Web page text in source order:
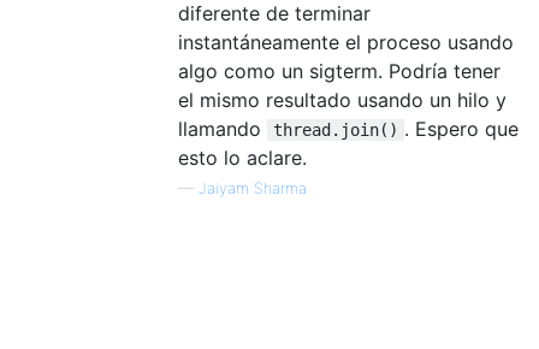
diferente de terminar
instantáneamente el proceso usando
algo como un sigterm. Podría tener
el mismo resultado usando un hilo y
llamando
thread.join() . Espero que
esto lo aclare.
— Jaiyam Sharma